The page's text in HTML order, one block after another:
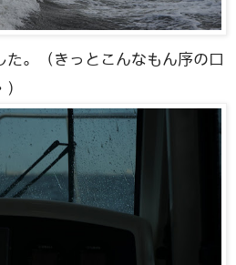
た。（きっとこんなもん序の口